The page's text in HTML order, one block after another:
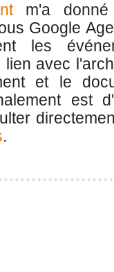
m'a donné
Google
les
avec
et le
est
.